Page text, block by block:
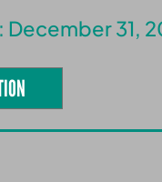
December 31,